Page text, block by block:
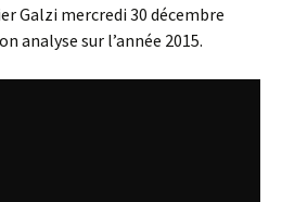
Galzi mercredi 30 décembre
analyse sur l’année 2015.